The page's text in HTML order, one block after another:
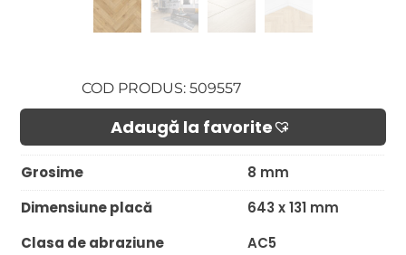
COD PRODUS: 509557
Adaugă la favorite​
Grosime
8 mm
Dimensiune placă
643 x 131 mm
Clasa de abraziune
AC5